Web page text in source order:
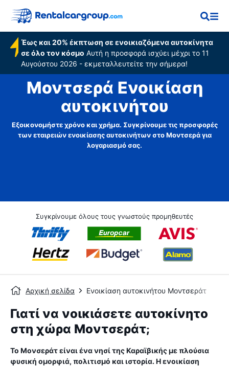
Έως και 20% έκπτωση σε ενοικιαζόμενα αυτοκίνητα
σε όλο τον κόσμο Αυτή η προσφορά ισχύει μέχρι το 11
Αυγούστου 2026 - εκμεταλλευτείτε την σήμερα!
Μοντσερά Ενοικίαση
αυτοκινήτου
Εξοικονομήστε χρόνο και χρήμα. Συγκρίνουμε τις προσφορές
των εταιρειών ενοικίασης αυτοκινήτων στο Μοντσερά για
λογαριασμό σας.
Συγκρίνουμε όλους τους γνωστούς προμηθευτές
Αρχική σελίδα Ενοικίαση αυτοκινήτου Μοντσεράτ
Γιατί να νοικιάσετε αυτοκίνητο
στη χώρα Μοντσεράτ;
Το Μονσεράτ είναι ένα νησί της Καραϊβικής με πλούσια
φυσική ομορφιά, πολιτισμό και ιστορία. Η ενοικίαση